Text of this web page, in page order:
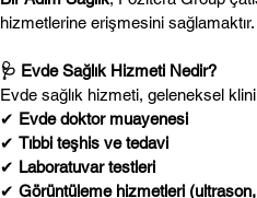
hizmetlerine erişmesini sağlamaktır.
🩺 Evde Sağlık Hizmeti Nedir?
Evde sağlık hizmeti, geleneksel
✔ Evde doktor muayenesi
✔ Tıbbi teşhis ve tedavi
✔ Laboratuvar testleri
✔ Görüntüleme hizmetleri